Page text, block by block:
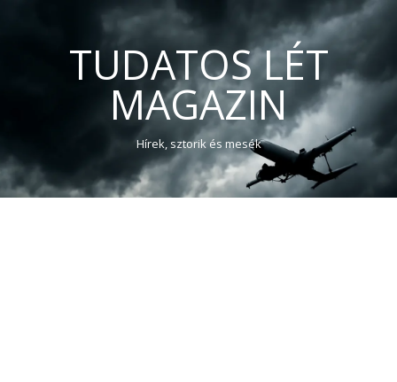
TUDATOS LÉT
MAGAZIN
Hírek, sztorik és mesék